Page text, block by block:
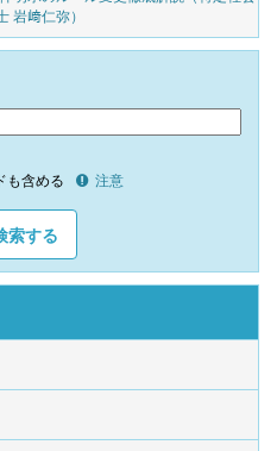
岩﨑仁弥）
も含める 注意
索する